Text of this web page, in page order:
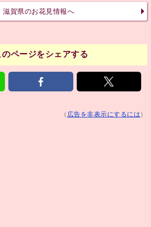
滋賀県のお花見情報へ
のページをシェアする
（ 広告を非表示にするには ）